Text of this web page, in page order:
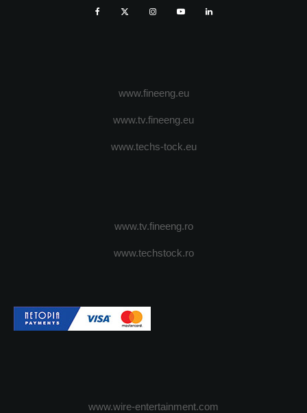
www.fineeng.eu
www.tv.fineeng.eu
www.techs-tock.eu
www.tv.fineeng.ro
www.techstock.ro
www.wire-entertainment.com